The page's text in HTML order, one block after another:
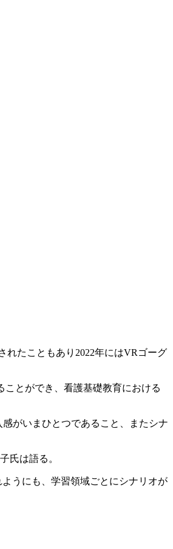
れたこともあり2022年にはVRゴーグ
とができ、看護基礎教育における
がいまひとつであること、またシナ
氏は語る。
うにも、学習領域ごとにシナリオが